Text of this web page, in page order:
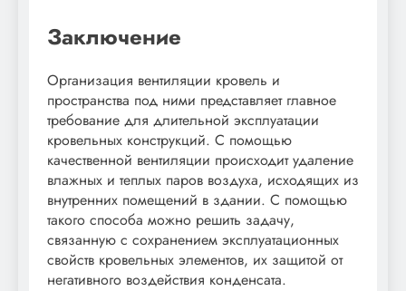
Заключение
Организация вентиляции кровель и
пространства под ними представляет главное
требование для длительной эксплуатации
кровельных конструкций. С помощью
качественной вентиляции происходит удаление
влажных и теплых паров воздуха, исходящих из
внутренних помещений в здании. С помощью
такого способа можно решить задачу,
связанную с сохранением эксплуатационных
свойств кровельных элементов, их защитой от
негативного воздействия конденсата.